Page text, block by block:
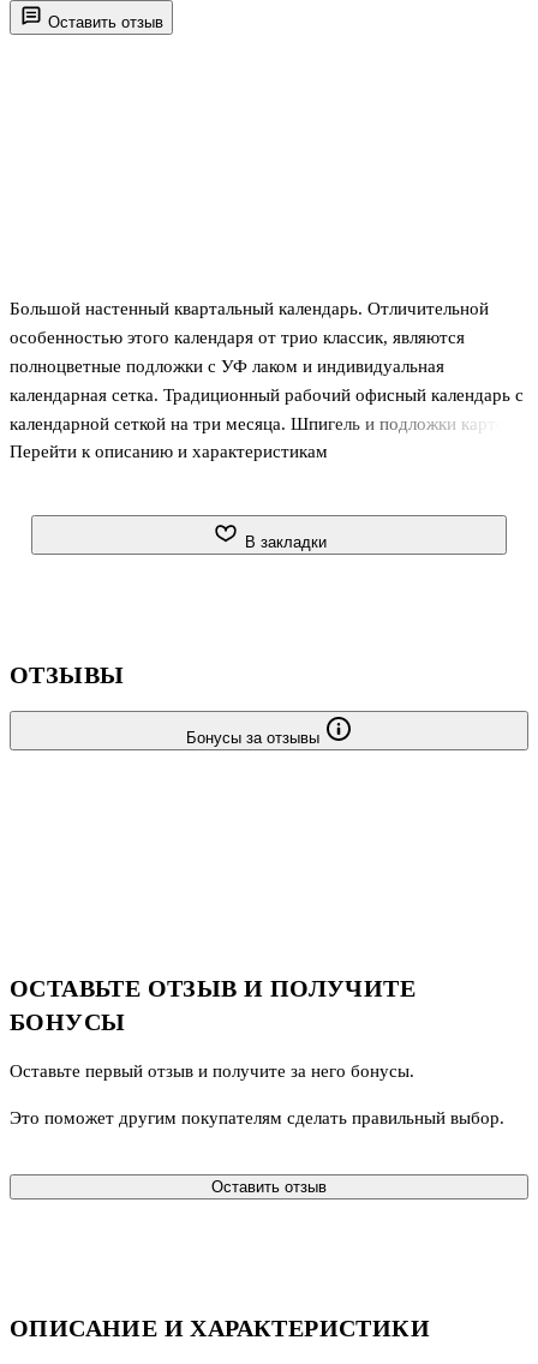
Оставить отзыв
Большой настенный квартальный календарь. Отличительной
особенностью этого календаря от трио классик, являются
полноцветные подложки с УФ лаком и индивидуальная
календарная сетка. Традиционный рабочий офисный календарь с
календарной сеткой на три месяца. Шпигель и подложки картон,
календарная сетка офсетная бумага 70 гр. Календарь с
Перейти к описанию и характеристикам
В закладки
ОПИСАНИЕ И ХАРАКТЕРИСТИКИ
ОТЗЫВЫ
Бонусы за отзывы
ОСТАВЬТЕ ОТЗЫВ И ПОЛУЧИТЕ
БОНУСЫ
Оставьте первый отзыв и получите за него бонусы.
Это поможет другим покупателям сделать правильный выбор.
Оставить отзыв